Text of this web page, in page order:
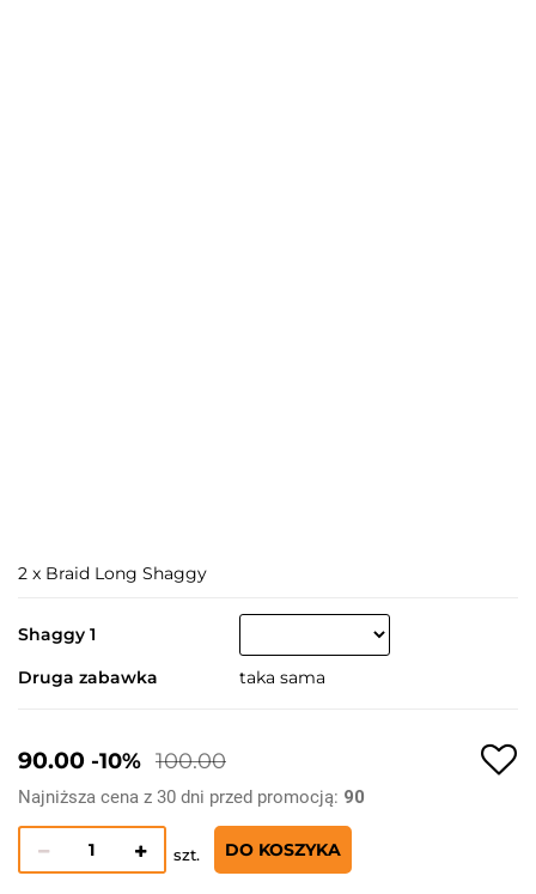
2 x Braid Long Shaggy
Shaggy 1
Druga zabawka
taka sama
90.00 -10% 100.00
Najniższa cena z 30 dni przed promocją: 90
szt. DO KOSZYKA